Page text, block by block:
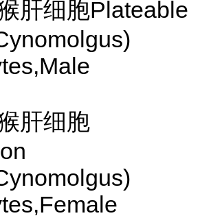
肝细胞Plateable
肝细胞